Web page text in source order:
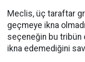
Meclis, üç taraftar
geçmeye ikna
seçeneğin bu tribün
ikna edemediğini